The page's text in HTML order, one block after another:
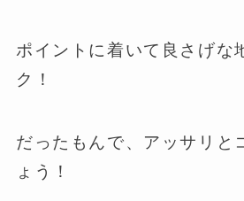
ポイントに着いて良さげな
ク！
だったもんで、アッサリと
ょう！